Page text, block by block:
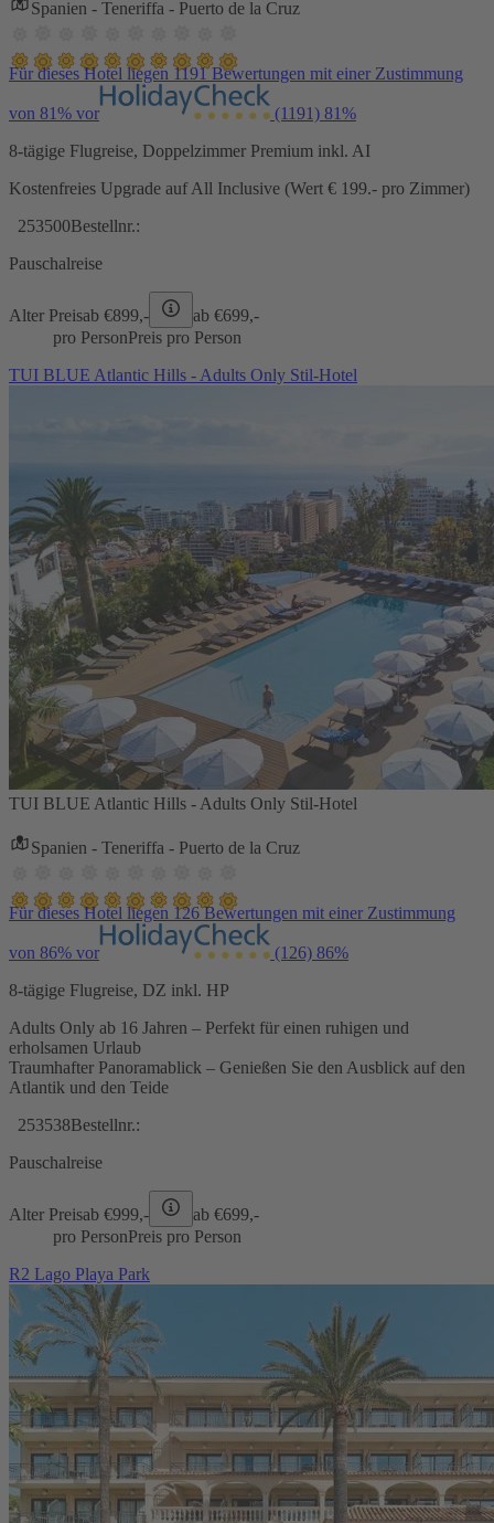
Spanien - Teneriffa - Puerto de la Cruz
Für dieses Hotel liegen 1191 Bewertungen mit einer Zustimmung
von 81% vor (1191) 81%
8-tägige Flugreise, Doppelzimmer Premium inkl. AI
Kostenfreies Upgrade auf All Inclusive (Wert € 199.- pro Zimmer)
253500Bestellnr.:
Pauschalreise
Alter Preisab €899,- ab €699,-
pro PersonPreis pro Person
TUI BLUE Atlantic Hills - Adults Only Stil-Hotel
TUI BLUE Atlantic Hills - Adults Only Stil-Hotel
Spanien - Teneriffa - Puerto de la Cruz
Für dieses Hotel liegen 126 Bewertungen mit einer Zustimmung
von 86% vor (126) 86%
8-tägige Flugreise, DZ inkl. HP
Adults Only ab 16 Jahren – Perfekt für einen ruhigen und
erholsamen Urlaub
Traumhafter Panoramablick – Genießen Sie den Ausblick auf den
Atlantik und den Teide
253538Bestellnr.:
Pauschalreise
Alter Preisab €999,- ab €699,-
pro PersonPreis pro Person
R2 Lago Playa Park